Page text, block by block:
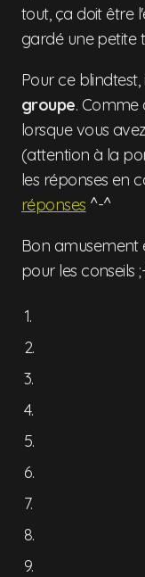
tout, ça doit être
gardé une petite
Pour ce
groupe. Comme
lorsque vous
(attention à la
les réponses en
réponses ^-^
Bon amusement
pour les conseils
1.
2.
3.
4.
5.
6.
7.
8.
9.